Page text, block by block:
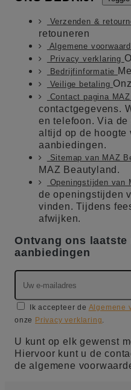
Verzenden &
retouneren
Algemene
Privacy verklaring
Bedrijfinformatie
Veilige betaling
Contact pagina
contactgegevens.
en telefoon. Via
altijd op de hoogte
aanbiedingen.
Sitemap van MAZ
MAZ Beautyland.
Openingstijden van
de openingstijden
vinden. Tijdens
afwijken.
Ontvang ons laatste
aanbiedingen
Ik accepteer de Algemene
onze Privacy verklaring.
U kunt op elk gewenst
Hiervoor kunt u de
de algemene